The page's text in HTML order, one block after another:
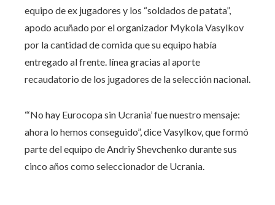
equipo de ex jugadores y los “soldados de patata”,
apodo acuñado por el organizador Mykola Vasylkov
por la cantidad de comida que su equipo había
entregado al frente. línea gracias al aporte
recaudatorio de los jugadores de la selección nacional.
“‘No hay Eurocopa sin Ucrania’ fue nuestro mensaje:
ahora lo hemos conseguido”, dice Vasylkov, que formó
parte del equipo de Andriy Shevchenko durante sus
cinco años como seleccionador de Ucrania.